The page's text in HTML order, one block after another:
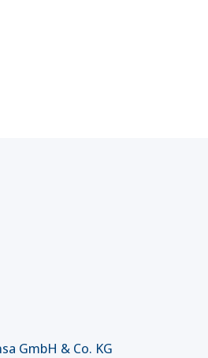
GmbH & Co. KG